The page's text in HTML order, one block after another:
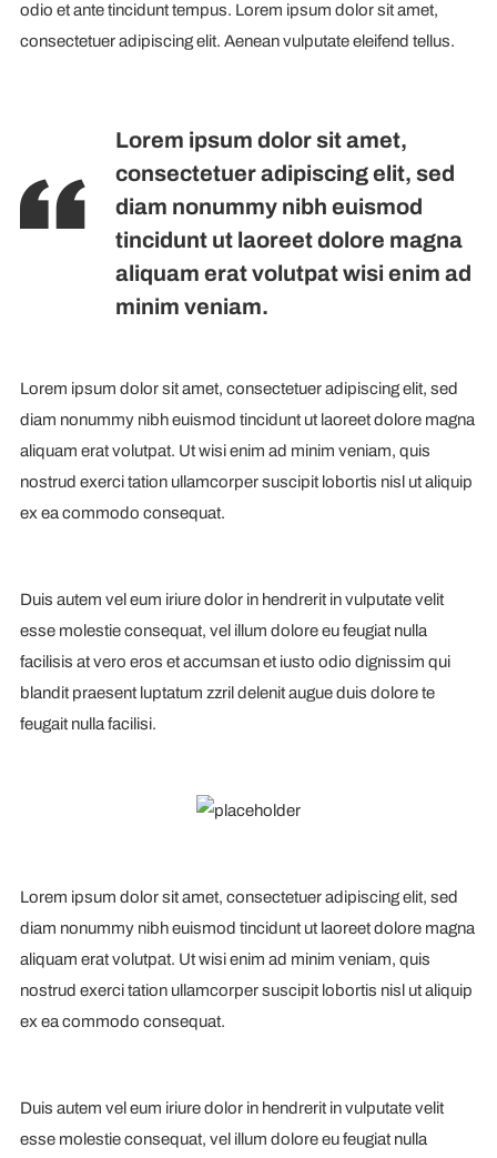
odio et ante tincidunt tempus. Lorem ipsum dolor sit amet,
consectetuer adipiscing elit. Aenean vulputate eleifend tellus.
Lorem ipsum dolor sit amet,
consectetuer adipiscing elit, sed
diam nonummy nibh euismod
tincidunt ut laoreet dolore magna
aliquam erat volutpat wisi enim ad
minim veniam.
Lorem ipsum dolor sit amet, consectetuer adipiscing elit, sed
diam nonummy nibh euismod tincidunt ut laoreet dolore magna
aliquam erat volutpat. Ut wisi enim ad minim veniam, quis
nostrud exerci tation ullamcorper suscipit lobortis nisl ut aliquip
ex ea commodo consequat.
Duis autem vel eum iriure dolor in hendrerit in vulputate velit
esse molestie consequat, vel illum dolore eu feugiat nulla
facilisis at vero eros et accumsan et iusto odio dignissim qui
blandit praesent luptatum zzril delenit augue duis dolore te
feugait nulla facilisi.
Lorem ipsum dolor sit amet, consectetuer adipiscing elit, sed
diam nonummy nibh euismod tincidunt ut laoreet dolore magna
aliquam erat volutpat. Ut wisi enim ad minim veniam, quis
nostrud exerci tation ullamcorper suscipit lobortis nisl ut aliquip
ex ea commodo consequat.
Duis autem vel eum iriure dolor in hendrerit in vulputate velit
esse molestie consequat, vel illum dolore eu feugiat nulla